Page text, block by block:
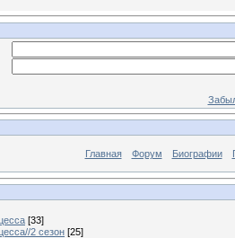
Главная Форум Биографии
[33]
2 сезон [25]